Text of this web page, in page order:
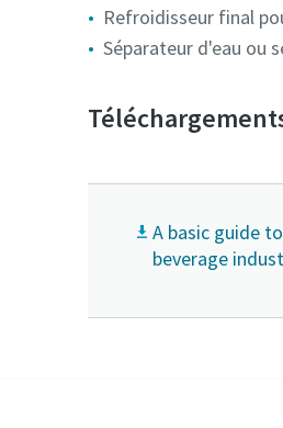
Refroidisseur final
Séparateur d'eau ou
A basic guide
beverage